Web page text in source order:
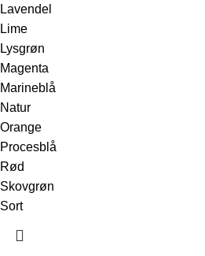
Lavendel
Lime
Lysgrøn
Magenta
Marineblå
Natur
Orange
Procesblå
Rød
Skovgrøn
Sort